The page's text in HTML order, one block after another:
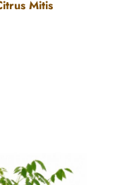
Mitis